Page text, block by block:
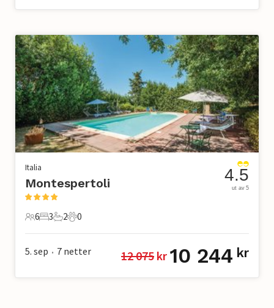
Italia
Montespertoli
6 Gjester
6
3 Soverom
3
2 Bad
2
0 Kjæledyr
0
4.5
ut av 5
5. sep • 7 netter 12 075 kr 10 244 kr